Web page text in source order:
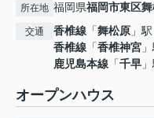
所在地 福岡県福岡市東区
交通 香椎線 「舞松原 」
香椎線 「香椎神宮
鹿児島本線 「千早
オープンハウス